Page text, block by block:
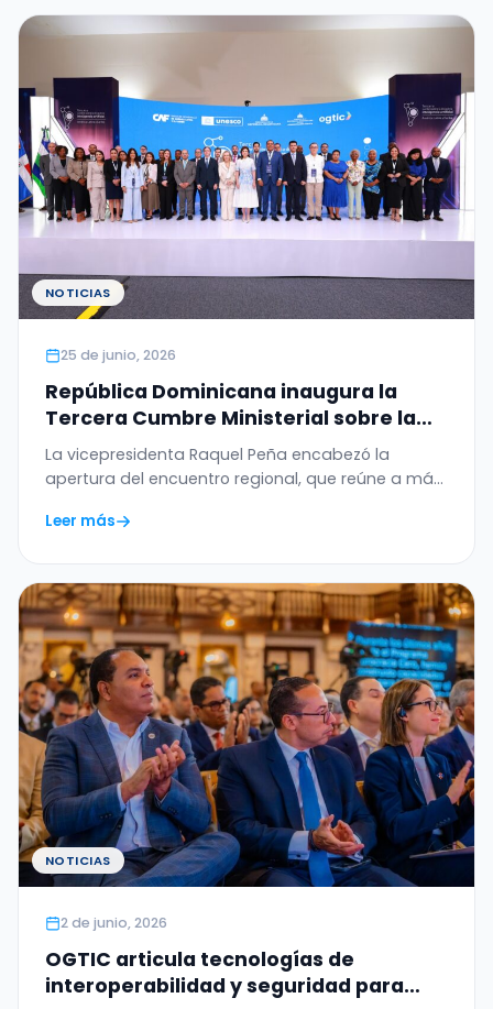
NOTICIAS
25 de junio, 2026
República Dominicana inaugura la
Tercera Cumbre Ministerial sobre la
Ética de la Inteligencia Artificial en
América Latina y el Caribe
La vicepresidenta Raquel Peña encabezó la
apertura del encuentro regional, que reúne a más
Leer más
NOTICIAS
2 de junio, 2026
OGTIC articula tecnologías de
interoperabilidad y seguridad para